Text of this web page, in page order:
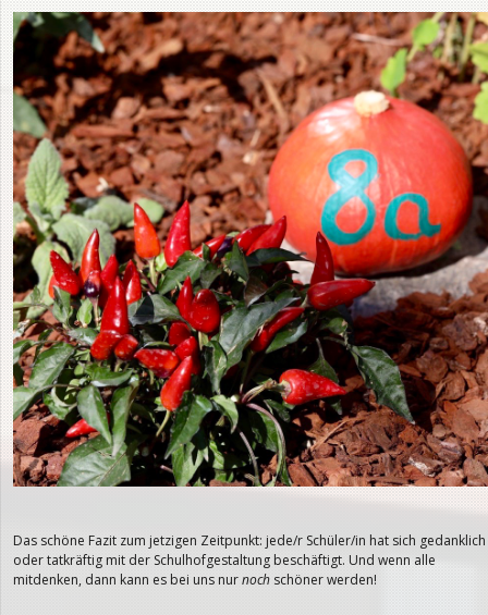
Das schöne Fazit zum jetzigen Zeitpunkt: jede/r Schüler/in hat sich gedanklich
oder tatkräftig mit der Schulhofgestaltung beschäftigt. Und wenn alle
mitdenken, dann kann es bei uns nurnoch schöner werden!